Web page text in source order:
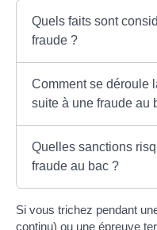
Quels faits sont
fraude ?
Comment se déroule
suite à une fraude au
Quelles sanctions
fraude au bac ?
Si vous trichez pendant
continu) ou une épreuve